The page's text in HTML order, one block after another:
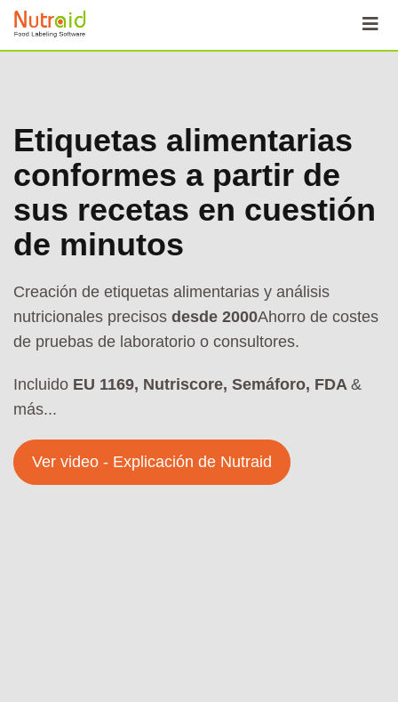
Skip
Etiquetas alimentarias
conformes a partir de
sus recetas en cuestión
de minutos
Creación de etiquetas alimentarias y análisis
nutricionales precisos desde 2000Ahorro de costes
de pruebas de laboratorio o consultores.
Incluido EU 1169, Nutriscore, Semáforo, FDA &
más...
Ver video - Explicación de Nutraid